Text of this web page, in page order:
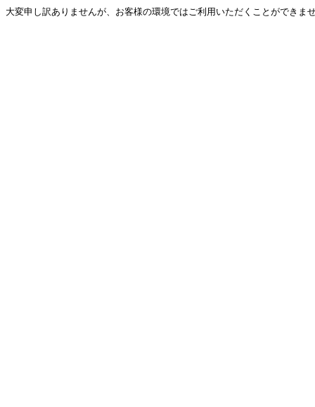
大変申し訳ありませんが、お客様の環境ではご利用いただくことができ